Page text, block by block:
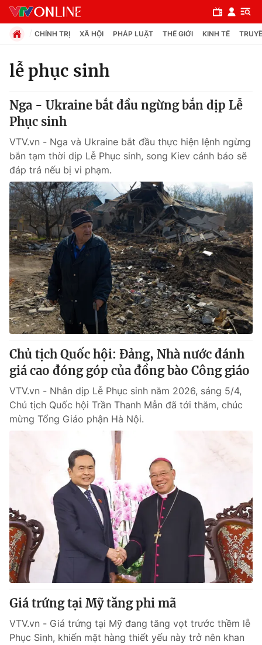
Chuyên mục
Chính trị
Xã hội
Pháp luật
Y tế
Thế giới
Tin tức
Thế giới đó đây
Câu chuyện quốc tế
Kinh tế
Tài chính
Thị trường
Góc doanh nghiệp
Dữ liệu và đời sống
Truyền hình
Phim VTV
Hậu trường
Nhân vật
Giải sao mai
Giải trí
Điện ảnh
Đời sống
Làm đẹp
Chất lượng cuộc sống
Học trực tuyến
Công nghệ
Hitech Công nghệ tương lai
Sản phẩm
Thị trường
Tư vấn
Giao lưu trực tuyến
Lịch phát sóng
Chuyên mục khác
Emagazine Podcast
CHÍNH TRỊ XÃ HỘI PHÁP LUẬT THẾ GIỚI KINH TẾ
lễ phục sinh
Nga - Ukraine bắt đầu ngừng bắn dịp Lễ
Phục sinh
VTV.vn - Nga và Ukraine bắt đầu thực hiện lệnh ngừng
bắn tạm thời dịp Lễ Phục sinh, song Kiev cảnh báo sẽ
đáp trả nếu bị vi phạm.
Chủ tịch Quốc hội: Đảng, Nhà nước đánh
giá cao đóng góp của đồng bào Công giáo
VTV.vn - Nhân dịp Lễ Phục sinh năm 2026, sáng 5/4,
Chủ tịch Quốc hội Trần Thanh Mẫn đã tới thăm, chúc
mừng Tổng Giáo phận Hà Nội.
Giá trứng tại Mỹ tăng phi mã
VTV.vn - Giá trứng tại Mỹ đang tăng vọt trước thềm lễ
Phục Sinh, khiến mặt hàng thiết yếu này trở nên khan